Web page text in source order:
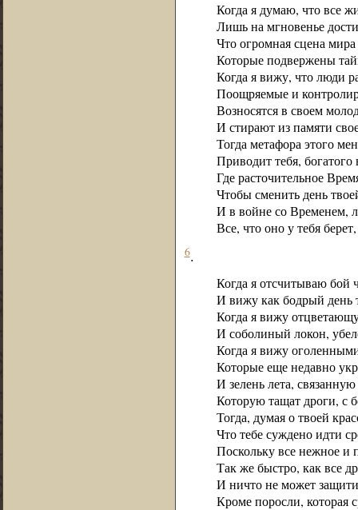
Когда я думаю, что все
Лишь на мгновенье
Что огромная сцена
Которые подвержены
Когда я вижу, что люди
Поощряемые и
Возносятся в своем
И стирают из памяти
Тогда метафора этого
Приводит тебя,
Где расточительное
Чтобы сменить день
И в войне со Временем,
Все, что оно у тебя
6.
Когда я отсчитываю бой
И вижу как бодрый день
Когда я вижу
И соболиный локон,
Когда я вижу
Которые еще недавно
И зелень лета,
Которую тащат дроги, с
Тогда, думая о твоей
Что тебе суждено идти
Поскольку все нежное и
Так же быстро, как все
И ничто не может
Кроме поросли, которая